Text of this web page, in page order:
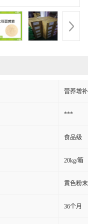
营养增
***
食品级
20kg/箱
黄色粉末
36个月